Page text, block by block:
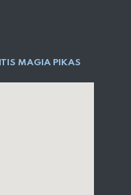
MAGIA PIKAS